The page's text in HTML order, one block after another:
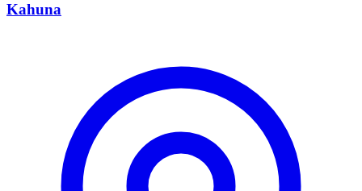
Kahuna